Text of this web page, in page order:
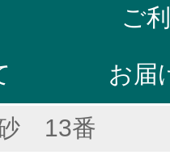
ご
お届
13番